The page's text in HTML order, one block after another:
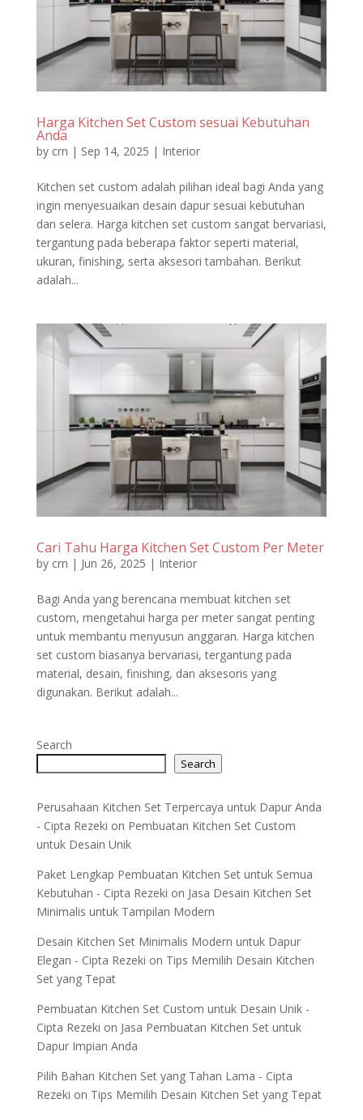
Harga Kitchen Set Custom sesuai Kebutuhan
Anda
by crn | Sep 14, 2025 | Interior
Kitchen set custom adalah pilihan ideal bagi Anda yang
ingin menyesuaikan desain dapur sesuai kebutuhan
dan selera. Harga kitchen set custom sangat bervariasi,
tergantung pada beberapa faktor seperti material,
ukuran, finishing, serta aksesori tambahan. Berikut
adalah...
Cari Tahu Harga Kitchen Set Custom Per Meter
by crn | Jun 26, 2025 | Interior
Bagi Anda yang berencana membuat kitchen set
custom, mengetahui harga per meter sangat penting
untuk membantu menyusun anggaran. Harga kitchen
set custom biasanya bervariasi, tergantung pada
material, desain, finishing, dan aksesoris yang
digunakan. Berikut adalah...
Search
Search
Perusahaan Kitchen Set Terpercaya untuk Dapur Anda
- Cipta Rezeki on Pembuatan Kitchen Set Custom
untuk Desain Unik
Paket Lengkap Pembuatan Kitchen Set untuk Semua
Kebutuhan - Cipta Rezeki on Jasa Desain Kitchen Set
Minimalis untuk Tampilan Modern
Desain Kitchen Set Minimalis Modern untuk Dapur
Elegan - Cipta Rezeki on Tips Memilih Desain Kitchen
Set yang Tepat
Pembuatan Kitchen Set Custom untuk Desain Unik -
Cipta Rezeki on Jasa Pembuatan Kitchen Set untuk
Dapur Impian Anda
Pilih Bahan Kitchen Set yang Tahan Lama - Cipta
Rezeki on Tips Memilih Desain Kitchen Set yang Tepat